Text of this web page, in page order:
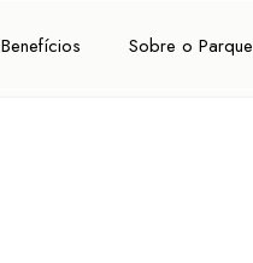
Benefícios Sobre o Parque